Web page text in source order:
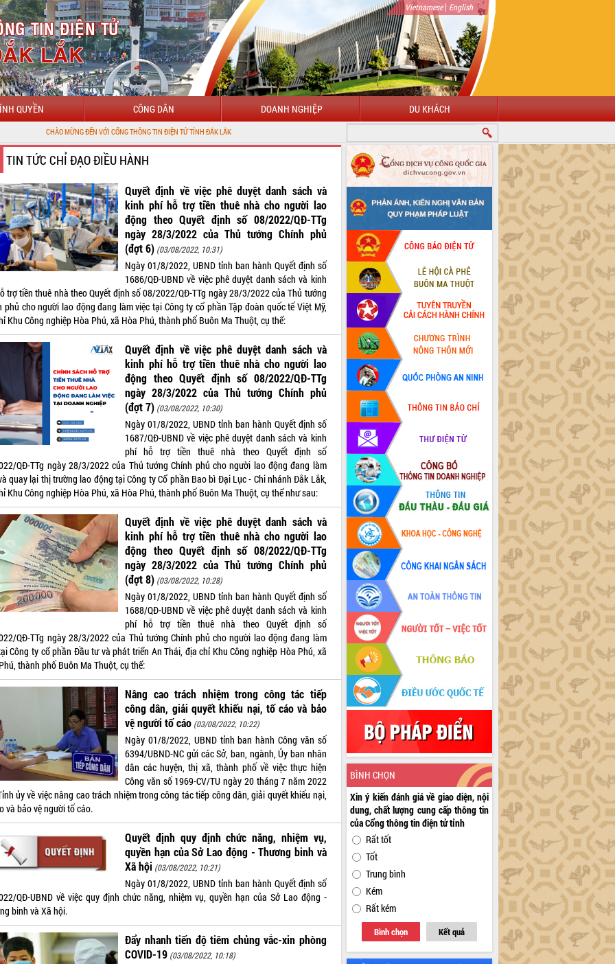
Vietnamese| English
QUYỀN CÔNG DÂN DOANH NGHIỆP DU KHÁCH
MỪNG ĐẾN VỚI CỔNG THÔNG TIN ĐIỆN TỬ TỈNH ĐẮK LẮK
TIN TỨC CHỈ ĐẠO ĐIỀU HÀNH
Quyết định về việc phê duyệt danh sách và
kinh phí hỗ trợ tiền thuê nhà cho người lao
động theo Quyết định số 08/2022/QĐ-TTg
ngày 28/3/2022 của Thủ tướng Chính phủ
(đợt 6) (03/08/2022, 10:31)
Ngày 01/8/2022, UBND tỉnh ban hành Quyết định số
1686/QĐ-UBND về việc phê duyệt danh sách và kinh
trợ tiền thuê nhà theo Quyết định số 08/2022/QĐ-TTg ngày 28/3/2022 của Thủ tướng
phủ cho người lao động đang làm việc tại Công ty cổ phần Tập đoàn quốc tế Việt Mỹ,
Khu Công nghiệp Hòa Phú, xã Hòa Phú, thành phố Buôn Ma Thuột, cụ thể:
Quyết định về việc phê duyệt danh sách và
kinh phí hỗ trợ tiền thuê nhà cho người lao
động theo Quyết định số 08/2022/QĐ-TTg
ngày 28/3/2022 của Thủ tướng Chính phủ
(đợt 7) (03/08/2022, 10:30)
Ngày 01/8/2022, UBND tỉnh ban hành Quyết định số
1687/QĐ-UBND về việc phê duyệt danh sách và kinh
phí hỗ trợ tiền thuê nhà theo Quyết định số
QĐ-TTg ngày 28/3/2022 của Thủ tướng Chính phủ cho người lao động đang làm
quay lại thị trường lao động tại Công ty Cổ phần Bao bì Đại Lục - Chi nhánh Đắk Lắk,
Khu Công nghiệp Hòa Phú, xã Hòa Phú, thành phố Buôn Ma Thuột, cụ thể như sau:
Quyết định về việc phê duyệt danh sách và
kinh phí hỗ trợ tiền thuê nhà cho người lao
động theo Quyết định số 08/2022/QĐ-TTg
ngày 28/3/2022 của Thủ tướng Chính phủ
(đợt 8) (03/08/2022, 10:28)
Ngày 01/8/2022, UBND tỉnh ban hành Quyết định số
1688/QĐ-UBND về việc phê duyệt danh sách và kinh
phí hỗ trợ tiền thuê nhà theo Quyết định số
QĐ-TTg ngày 28/3/2022 của Thủ tướng Chính phủ cho người lao động đang làm
Công ty cổ phần Đầu tư và phát triển An Thái, địa chỉ Khu Công nghiệp Hòa Phú, xã
thành phố Buôn Ma Thuột, cụ thể:
Nâng cao trách nhiệm trong công tác tiếp
công dân, giải quyết khiếu nại, tố cáo và bảo
vệ người tố cáo (03/08/2022, 10:22)
Ngày 01/8/2022, UBND tỉnh ban hành Công văn số
6394/UBND-NC gửi các Sở, ban, ngành, Ủy ban nhân
dân các huyện, thị xã, thành phố về việc thực hiện
Công văn số 1969-CV/TU ngày 20 tháng 7 năm 2022
ủy về việc nâng cao trách nhiệm trong công tác tiếp công dân, giải quyết khiếu nại,
và bảo vệ người tố cáo.
Quyết định quy định chức năng, nhiệm vụ,
quyền hạn của Sở Lao động - Thương binh và
Xã hội (03/08/2022, 10:21)
Ngày 01/8/2022, UBND tỉnh ban hành Quyết định số
QĐ-UBND về việc quy định chức năng, nhiệm vụ, quyền hạn của Sở Lao động -
binh và Xã hội.
Đẩy nhanh tiến độ tiêm chủng vắc-xin phòng
COVID-19 (03/08/2022, 10:18)
BÌNH CHỌN
Xin ý kiến đánh giá về giao diện, nội
dung, chất lượng cung cấp thông tin
của Cổng thông tin điện tử tỉnh
Rất tốt
Tốt
Trung bình
Kém
Rất kém
Bình chọn Kết quả